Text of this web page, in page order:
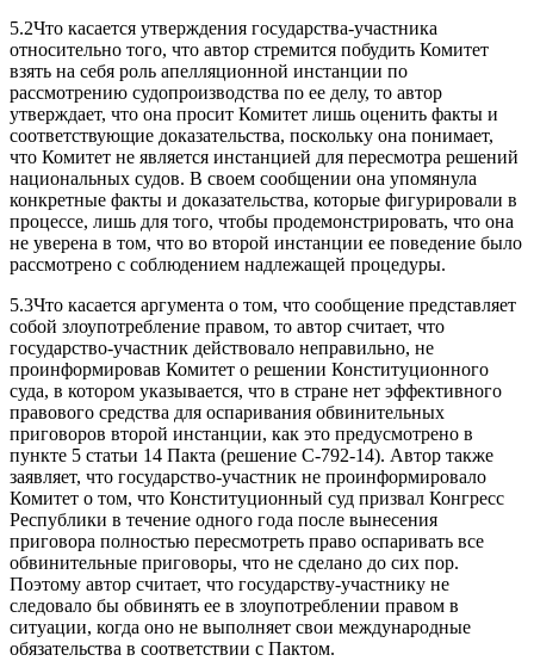
5.2Что касается утверждения государства-участника
относительно того, что автор стремится побудить Комитет
взять на себя роль апелляционной инстанции по
рассмотрению судопроизводства по ее делу, то автор
утверждает, что она просит Комитет лишь оценить факты и
соответствующие доказательства, поскольку она понимает,
что Комитет не является инстанцией для пересмотра решений
национальных судов. В своем сообщении она упомянула
конкретные факты и доказательства, которые фигурировали в
процессе, лишь для того, чтобы продемонстрировать, что она
не уверена в том, что во второй инстанции ее поведение было
рассмотрено с соблюдением надлежащей процедуры.
5.3Что касается аргумента о том, что сообщение представляет
собой злоупотребление правом, то автор считает, что
государство-участник действовало неправильно, не
проинформировав Комитет о решении Конституционного
суда, в котором указывается, что в стране нет эффективного
правового средства для оспаривания обвинительных
приговоров второй инстанции, как это предусмотрено в
пункте 5 статьи 14 Пакта (решение C-792-14). Автор также
заявляет, что государство‑участник не проинформировало
Комитет о том, что Конституционный суд призвал Конгресс
Республики в течение одного года после вынесения
приговора полностью пересмотреть право оспаривать все
обвинительные приговоры, что не сделано до сих пор.
Поэтому автор считает, что государству-участнику не
следовало бы обвинять ее в злоупотреблении правом в
ситуации, когда оно не выполняет свои международные
обязательства в соответствии с Пактом.